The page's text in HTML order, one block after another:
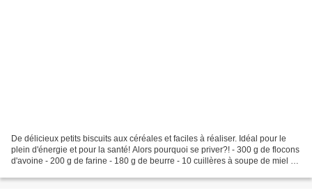
De délicieux petits biscuits aux céréales et faciles à réaliser. Idéal pour le
plein d'énergie et pour la santé! Alors pourquoi se priver?! - 300 g de flocons
d'avoine - 200 g de farine - 180 g de beurre - 10 cuillères à soupe de miel -